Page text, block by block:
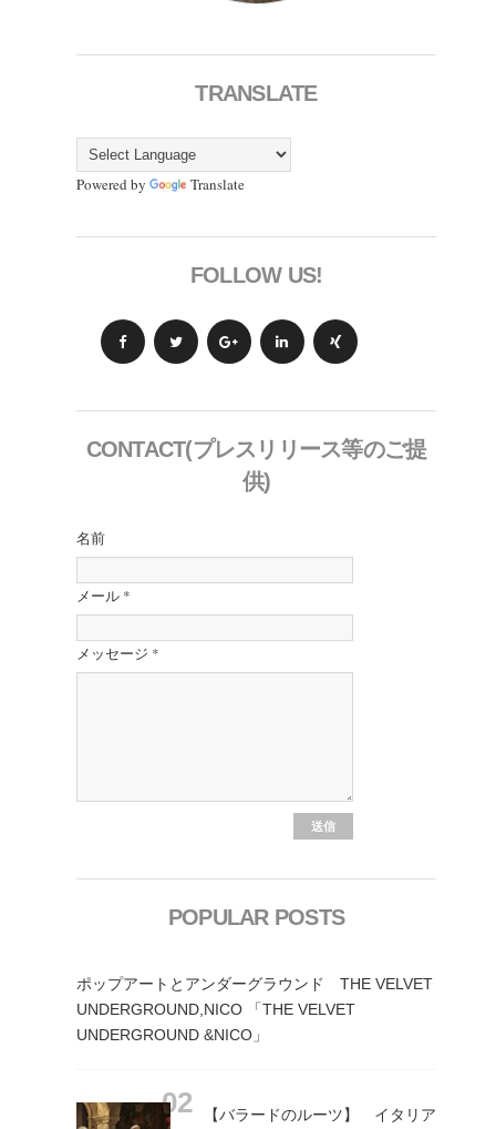
TRANSLATE
Powered by Translate
FOLLOW US!
CONTACT(プレスリリース等のご提
供)
名前
メール *
メッセージ *
POPULAR POSTS
ポップアートとアンダーグラウンド THE VELVET
UNDERGROUND,NICO 「THE VELVET
UNDERGROUND &NICO」
【バラードのルーツ】 イタリア